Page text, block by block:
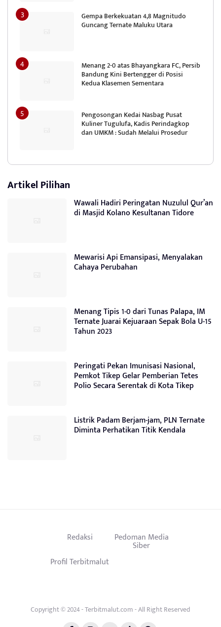
Gempa Berkekuatan 4,8 Magnitudo
Guncang Ternate Maluku Utara
Menang 2-0 atas Bhayangkara FC, Persib
Bandung Kini Bertengger di Posisi
Kedua Klasemen Sementara
Pengosongan Kedai Nasbag Pusat
Kuliner Tugulufa, Kadis Perindagkop
dan UMKM : Sudah Melalui Prosedur
Artikel Pilihan
Wawali Hadiri Peringatan Nuzulul Qur’an
di Masjid Kolano Kesultanan Tidore
Mewarisi Api Emansipasi, Menyalakan
Cahaya Perubahan
Menang Tipis 1-0 dari Tunas Palapa, IM
Ternate Juarai Kejuaraan Sepak Bola U-15
Tahun 2023
Peringati Pekan Imunisasi Nasional,
Pemkot Tikep Gelar Pemberian Tetes
Polio Secara Serentak di Kota Tikep
Listrik Padam Berjam-jam, PLN Ternate
Diminta Perhatikan Titik Kendala
Redaksi Pedoman Media
Siber
Profil Terbitmalut
Copyright © 2024 - Terbitmalut.com - All Right Reserved